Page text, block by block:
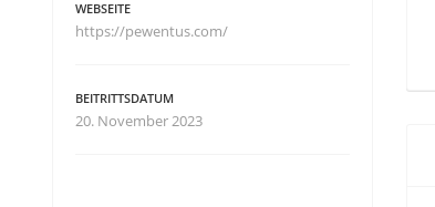
WEBSEITE
https://pewentus.com/
BEITRITTSDATUM
20. November 2023